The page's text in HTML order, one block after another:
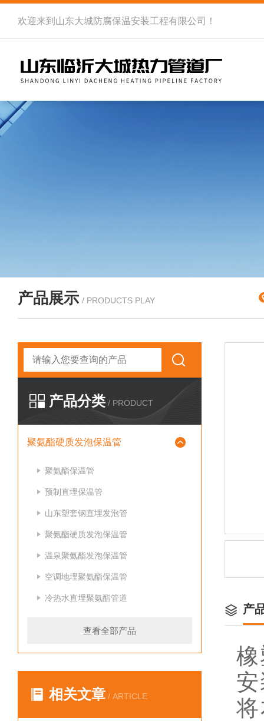
欢迎来到 山东大城防腐保温安装工程有限公司 ！
产品展示 / PRODUCTS PLAY
产品分类 / PRODUCT
聚氨酯硬质发泡保温管
聚氨酯保温管
预制直埋保温管
山东塑套钢直埋发泡管
聚氨酯硬质发泡保温管
温泉聚氨酯发泡保温管
空调地埋聚氨酯保温管
冷热水直埋聚氨酯管道
查看全部产品
相关文章 / ARTICLE
产